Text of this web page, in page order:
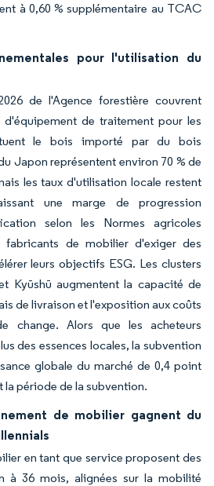
à 0,60 % supplémentaire au TCAC
pour l'utilisation du
de l'Agence forestière couvrent
de traitement pour les
le bois importé par du bois
Japon représentent environ 70 % de
les taux d'utilisation locale restent
une marge de progression
selon les Normes agricoles
fabricants de mobilier d'exiger des
leurs objectifs ESG. Les clusters
Kyūshū augmentent la capacité de
de livraison et l'exposition aux coûts
change. Alors que les acheteurs
des essences locales, la subvention
globale du marché de 0,4 point
période de la subvention.
de mobilier gagnent du
en tant que service proposent des
à 36 mois, alignées sur la mobilité